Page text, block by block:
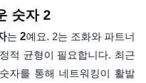
숫자 2
는 2예요. 2는 조화와 파트너
적 균형이 필요합니다. 최근
자를 통해 네트워킹이 활발